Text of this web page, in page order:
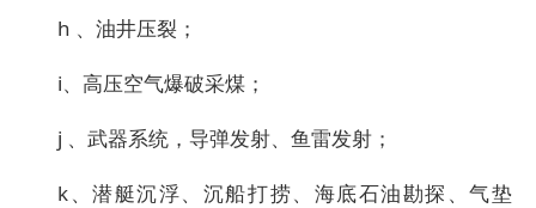
h 、油井压裂；
i、高压空气爆破采煤；
j 、武器系统，导弹发射、鱼雷发射；
k、潜艇沉浮、沉船打捞、海底石油勘探、气垫